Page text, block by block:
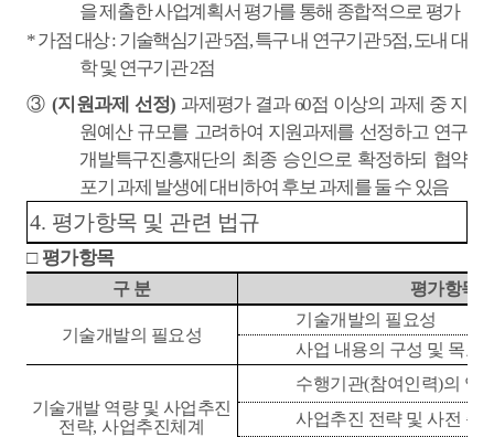
을 제출한 사업계획서 평가를 통해 종합적으로 평가
*가점 대상: 기술핵심기관5점,특구 내 연구기관5점,도내 대
학 및 연구기관2점
③(지원과제 선정) 과제평가 결과60점 이상의 과제 중 지
원예산 규모를 고려하여 지원과제를 선정하고 연구
개발특구진흥재단의 최종 승인으로 확정하되 협약
포기 과제 발생에 대비하여 후보 과제를 둘 수 있음
4. 평가항목 및 관련 법규
□ 평가항목
구 분 평가항목
기술개발의 필요성
기술개발의 필요성
사업 내용의 구성 및 목표
기술개발 역량 및 사업추진
전략,사업추진체계
수행기관(참여인력)의 업
사업추진 전략 및 사전 준